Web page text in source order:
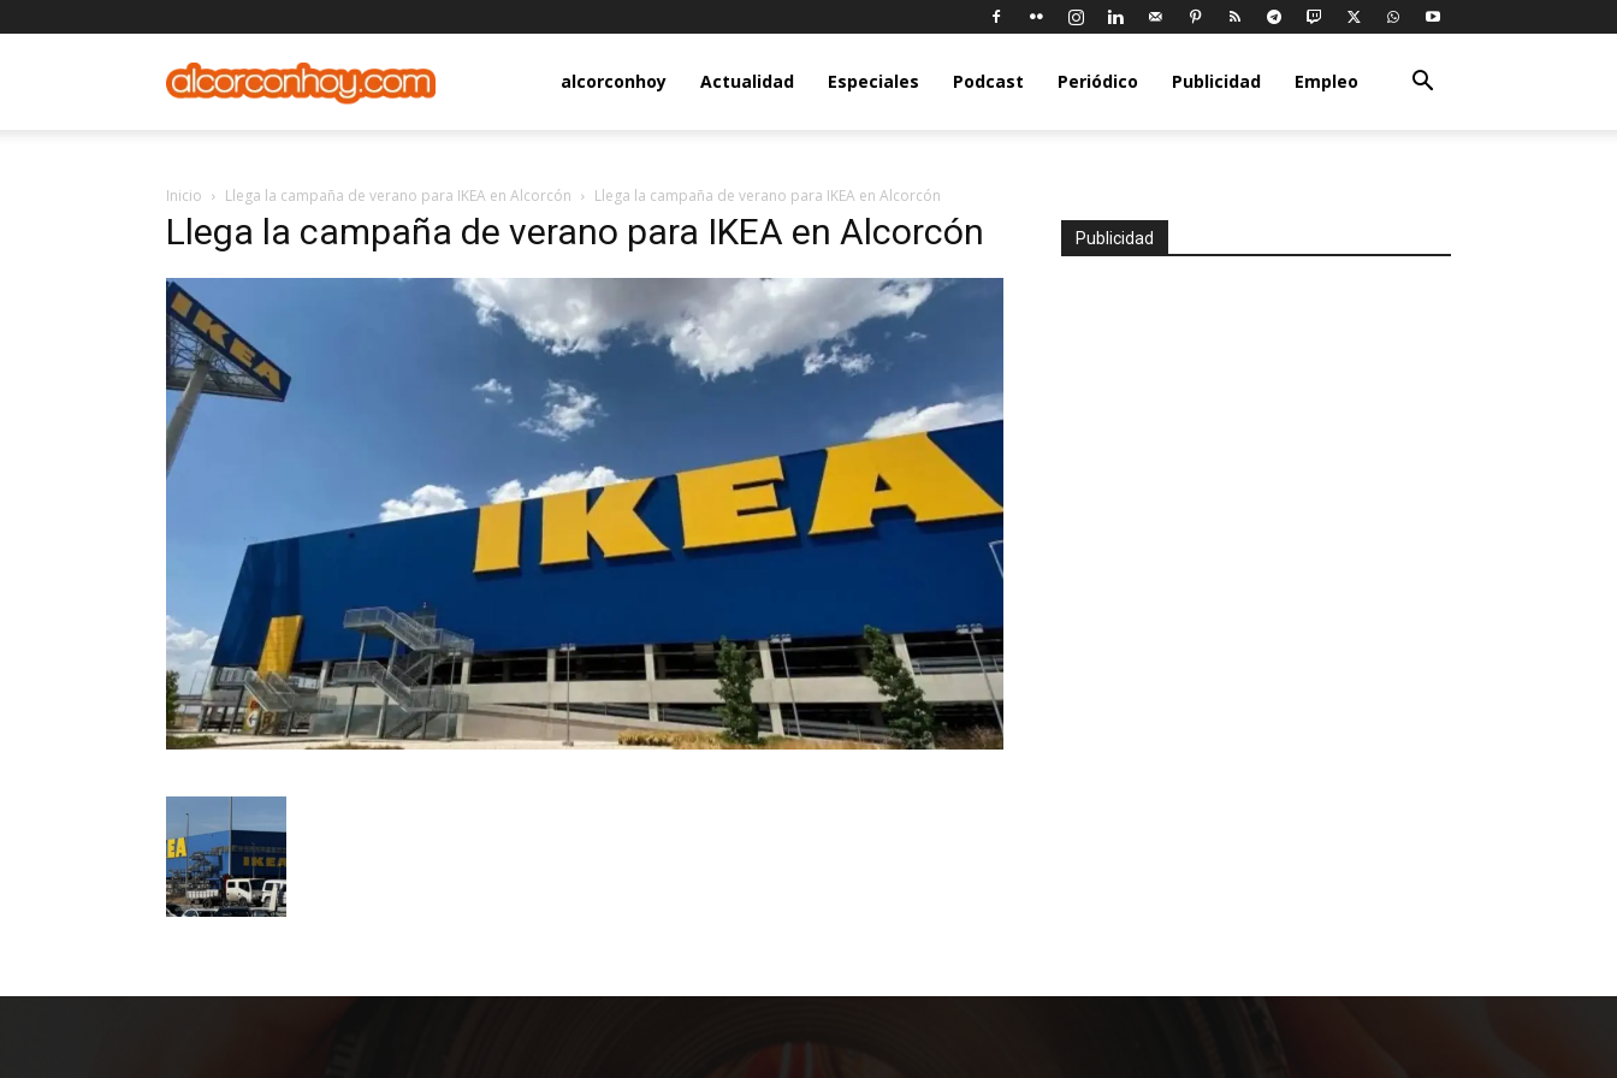
alcorconhoy.comalcorconhoy Actualidad Especiales Podcast Periódico Publicidad Empleo
Inicio Llega la campaña de verano para IKEA en Alcorcón Llega la campaña de verano para IKEA en Alcorcón
Llega la campaña de verano para IKEA en Alcorcón Publicidad